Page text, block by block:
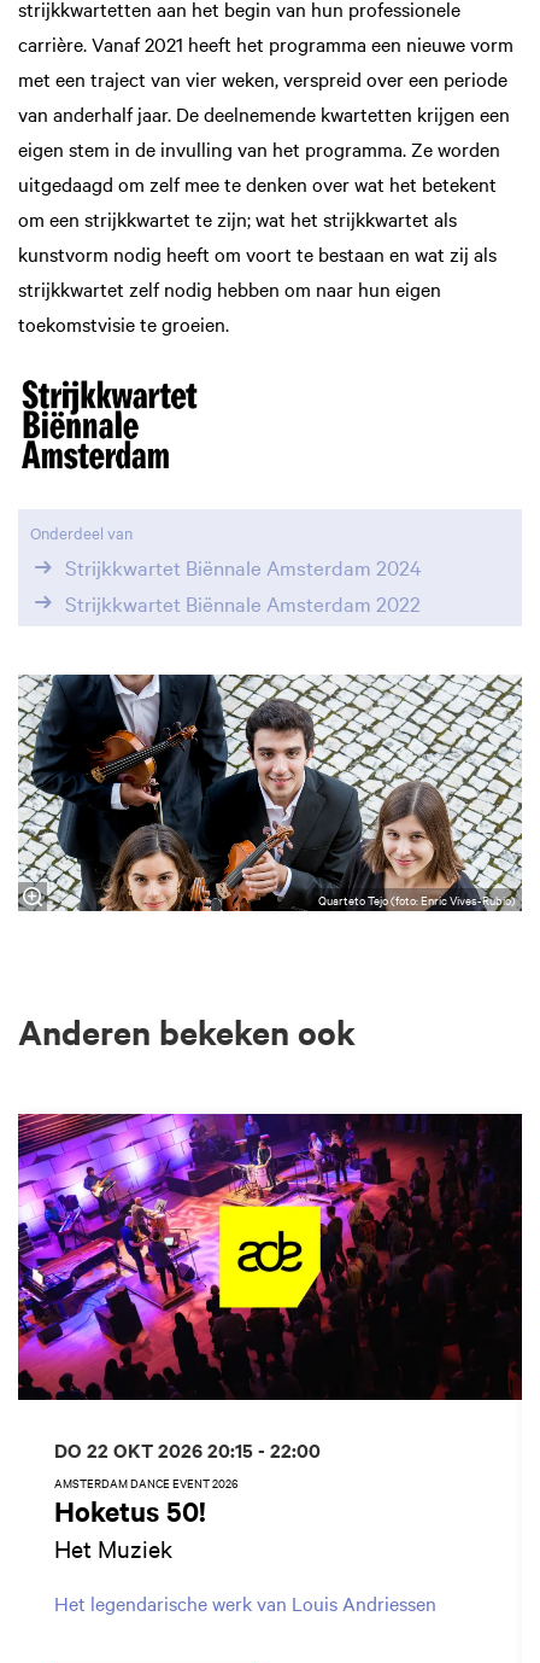
strijkkwartetten aan het begin van hun professionele
carrière. Vanaf 2021 heeft het programma een nieuwe vorm
met een traject van vier weken, verspreid over een periode
van anderhalf jaar. De deelnemende kwartetten krijgen een
eigen stem in de invulling van het programma. Ze worden
uitgedaagd om zelf mee te denken over wat het betekent
om een strijkkwartet te zijn; wat het strijkkwartet als
kunstvorm nodig heeft om voort te bestaan en wat zij als
strijkkwartet zelf nodig hebben om naar hun eigen
toekomstvisie te groeien.
Onderdeel van
Strijkkwartet Biënnale Amsterdam 2024
Strijkkwartet Biënnale Amsterdam 2022
Quarteto Tejo (foto: Enric Vives-Rubio)
Anderen bekeken ook
Hoketus 50!
Het Muziek
AMSTERDAM DANCE EVENT 2026
Het legendarische werk van Louis Andriessen
DO 22 OKT 202620:15 - 22:00